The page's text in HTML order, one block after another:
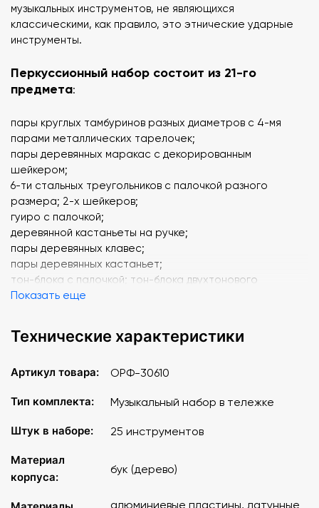
музыкальных инструментов, не являющихся
классическими, как правило, это этнические ударные
инструменты.
Перкуссионный набор состоит из 21-го
предмета:
пары круглых тамбуринов разных диаметров с 4-мя
парами металлических тарелочек;
пары деревянных маракас с декорированным
шейкером;
6-ти стальных треугольников с палочкой разного
размера; 2-х шейкеров;
гуиро с палочкой;
деревянной кастаньеты на ручке;
пары деревянных клавес;
пары деревянных кастаньет;
тон-блока с палочкой; тон-блока двухтонового
среднего с палочкой;
стиков.
Набор упакован в компактную сумку и станет отличным
подойдет детям в качестве первого знакомства с
В комплекте
кастаньеты - 1 пара, кастаньеты на ручке -1шт., тон-
блоки-4шт., гуиро-1шт., шейкер- 2шт., клавесы-2шт.,
треугольники - 6шт., тамбурин - 2шт.
Показать еще
Технические характеристики
Артикул товара: ОРФ-30610
Тип комплекта: Музыкальный набор в тележке
Штук в наборе: 25 инструментов
Материал
корпуса:
бук (дерево)
алюминиевые пластины, латунные